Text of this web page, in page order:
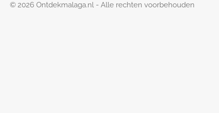
© 2026 Ontdekmalaga.nl - Alle rechten voorbehouden